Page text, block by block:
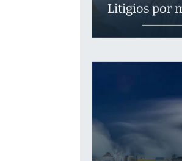
Litigios por